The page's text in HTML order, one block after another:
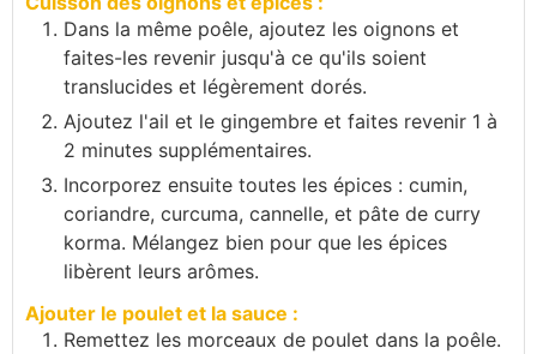
Dans la même poêle, ajoutez les oignons et
faites-les revenir jusqu'à ce qu'ils soient
translucides et légèrement dorés.
Ajoutez l'ail et le gingembre et faites revenir 1 à
2 minutes supplémentaires.
Incorporez ensuite toutes les épices : cumin,
coriandre, curcuma, cannelle, et pâte de curry
korma. Mélangez bien pour que les épices
libèrent leurs arômes.
Ajouter le poulet et la sauce :
Remettez les morceaux de poulet dans la poêle.